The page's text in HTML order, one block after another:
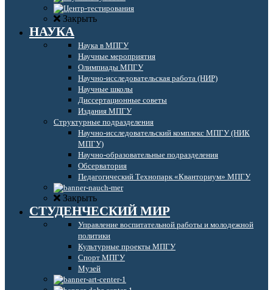
Закрыть
НАУКА
Наука в МПГУ
Научные мероприятия
Олимпиады МПГУ
Научно-исследовательская работа (НИР)
Научные школы
Диссертационные советы
Издания МПГУ
Структурные подразделения
Научно-исследовательский комплекс МПГУ (НИК
МПГУ)
Научно-образовательные подразделения
Обсерватория
Педагогический Технопарк «Кванториум» МПГУ
Закрыть
СТУДЕНЧЕСКИЙ МИР
Управление воспитательной работы и молодежной
политики
Культурные проекты МПГУ
Спорт МПГУ
Музей